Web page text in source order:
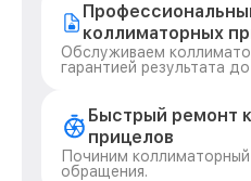
коллиматорных
Обслуживаем
гарантией результата до
Быстрый ремонт
прицелов
Починим
обращения.